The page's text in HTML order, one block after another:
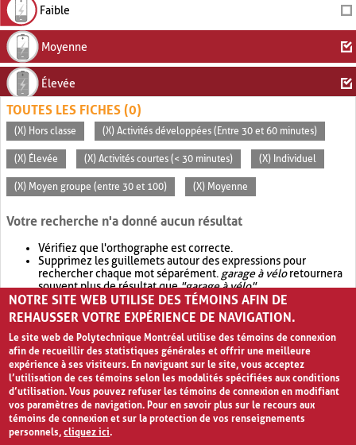
Faible
Moyenne
Élevée
TOUTES LES FICHES (0)
(X) Hors classe (X) Activités développées (Entre 30 et 60 minutes)
(X) Élevée (X) Activités courtes (< 30 minutes) (X) Individuel
(X) Moyen groupe (entre 30 et 100) (X) Moyenne
Votre recherche n'a donné aucun résultat
Vérifiez que l'orthographe est correcte.
Supprimez les guillemets autour des expressions pour
rechercher chaque mot séparément. garage à véloretournera
souvent plus de résultat que"garage à vélo".
Envisagez d'élargir votre recherche avec OR.garage OR vélo
retournera souvent plus de résultat quegarage à vélo
NOTRE SITE WEB UTILISE DES TÉMOINS AFIN DE
REHAUSSER VOTRE EXPÉRIENCE DE NAVIGATION.
Le site web de Polytechnique Montréal utilise des témoins de connexion
afin de recueillir des statistiques générales et offrir une meilleure
expérience à ses visiteurs. En naviguant sur le site, vous acceptez
l’utilisation de ces témoins selon les modalités spécifiées aux conditions
d’utilisation. Vous pouvez refuser les témoins de connexion en modifiant
vos paramètres de navigation. Pour en savoir plus sur le recours aux
témoins de connexion et sur la protection de vos renseignements
personnels,cliquez ici.